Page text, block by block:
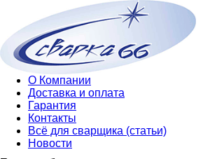
О Компании
Доставка и оплата
Гарантия
Контакты
Всё для сварщика (статьи)
Новости